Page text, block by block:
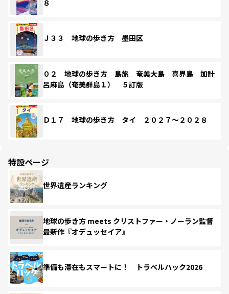
８
Ｊ３３ 地球の歩き方 墨田区
０２ 地球の歩き方 島旅 奄美大島 喜界島 加計
呂麻島（奄美群島１） ５訂版
Ｄ１７ 地球の歩き方 タイ ２０２７～２０２８
特設ページ
世界遺産ランキング
地球の歩き方 meets クリストファー・ノーラン監督
最新作『オデュッセイア』
準備も滞在もスマートに！ トラベルハック2026